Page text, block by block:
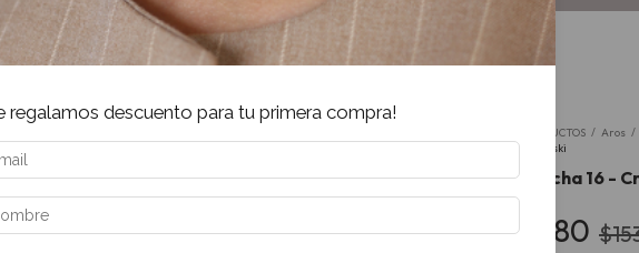
PRODUCTOS / Aros /
Cristal swarovski
Aros Mischa 16 -
$42.780
regalamos descuento para tu primera compra!